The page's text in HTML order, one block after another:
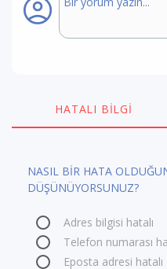
HATALI BILGI
NASIL BİR HATA
DÜŞÜNÜYORSUNUZ?
Adres bilgisi hatalı
Telefon numarası
Eposta adresi hatalı